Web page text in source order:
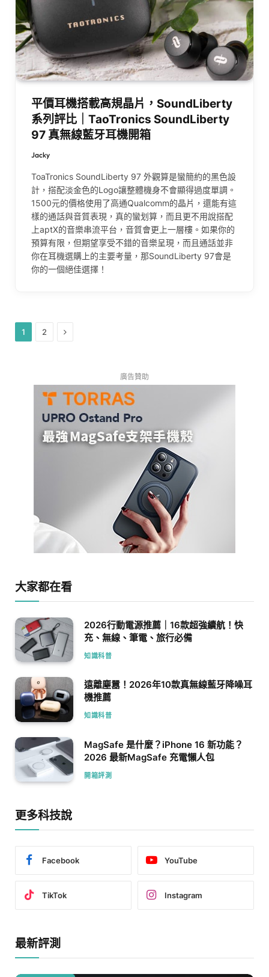
平價耳機搭載高規晶片，SoundLiberty
系列評比｜TaoTronics SoundLiberty
97 真無線藍牙耳機開箱
Jacky
ToaTronics SoundLiberty 97 外觀算是蠻簡約的黑色設
計，搭配淡金色的Logo讓整體機身不會顯得過度單調。
1500元的價格使用了高通Qualcomm的晶片，還能有這
樣的通話與音質表現，真的蠻划算，而且更不用說搭配
上aptX的音樂串流平台，音質會更上一層樓。如果你的
預算有限，但期望享受不錯的音樂呈現，而且通話並非
你在耳機選購上的主要考量，那SoundLiberty 97會是
你的一個絕佳選擇！
1 2 Next
廣告贊助
大家都在看
2026行動電源推薦｜16款超強續航！快
充、無線、筆電、旅行必備
知識科普
遠離塵囂！2026年10款真無線藍牙降噪耳
機推薦
知識科普
MagSafe 是什麼？iPhone 16 新功能？
2026 最新MagSafe 充電懶人包
開箱評測
更多科技說
Facebook YouTube
TikTok Instagram
最新評測